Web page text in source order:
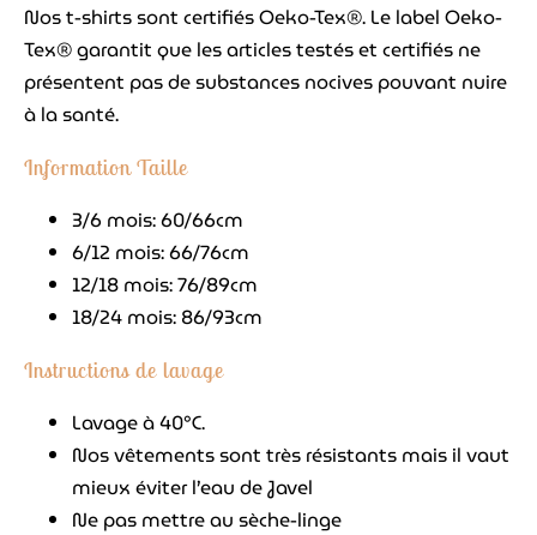
Nos t-shirts sont certifiés Oeko-Tex®. Le label Oeko-
Tex® garantit que les articles testés et certifiés ne
présentent pas de substances nocives pouvant nuire
à la santé.
Information Taille
3/6 mois: 60/66cm
6/12 mois: 66/76cm
12/18 mois: 76/89cm
18/24 mois: 86/93cm
Instructions de lavage
Lavage à 40°C.
Nos vêtements sont très résistants mais il vaut
mieux éviter l’eau de Javel
Ne pas mettre au sèche-linge